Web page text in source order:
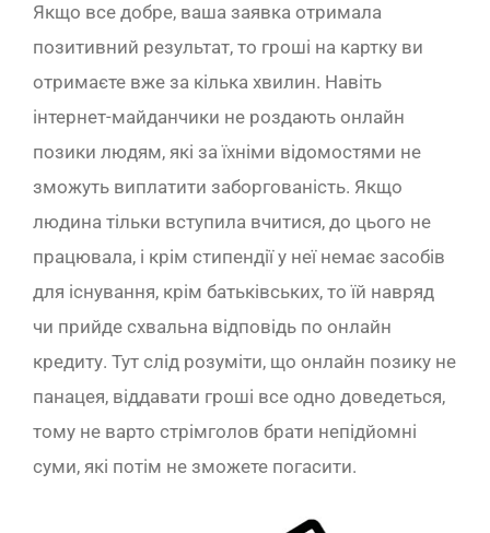
Якщо все добре, ваша заявка отримала
позитивний результат, то гроші на картку ви
отримаєте вже за кілька хвилин. Навіть
інтернет-майданчики не роздають онлайн
позики людям, які за їхніми відомостями не
зможуть виплатити заборгованість. Якщо
людина тільки вступила вчитися, до цього не
працювала, і крім стипендії у неї немає засобів
для існування, крім батьківських, то їй навряд
чи прийде схвальна відповідь по онлайн
кредиту. Тут слід розуміти, що онлайн позику не
панацея, віддавати гроші все одно доведеться,
тому не варто стрімголов брати непідйомні
суми, які потім не зможете погасити.